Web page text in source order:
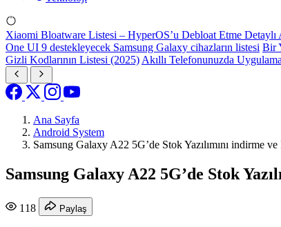
Xiaomi Bloatware Listesi – HyperOS’u Debloat Etme Detaylı
One UI 9 destekleyecek Samsung Galaxy cihazların listesi Bir
Gizli Kodlarının Listesi (2025) Akıllı Telefonunuzda
Ana Sayfa
Android System
Samsung Galaxy A22 5G’de Stok Yazılımını indirme
Samsung Galaxy A22 5G’de Stok
118 Paylaş